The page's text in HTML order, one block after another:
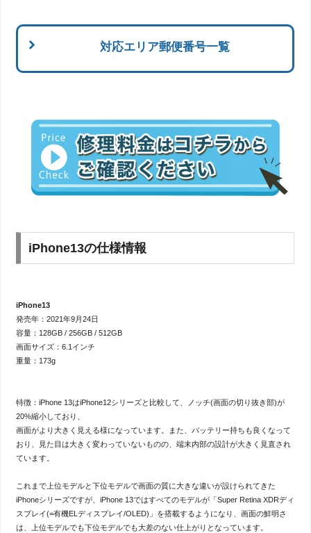
対応エリア郵便番号一覧
iPhone13の仕様情報
iPhone13
発売年：2021年9月24日
容量：128GB / 256GB / 512GB
画面サイズ：6.1インチ
重量：173g
特徴：iPhone 13はiPhone12シリーズと比較して、ノッチ(画面の切り抜き部)が
20%縮小しており、
画面がより大きく見える様になっています。また、バッテリー持ちも良くなって
おり、見た目は大きく変わっていないものの、端末内部の設計が大きく見直され
ています。
これまで上位モデルと下位モデルで画面の質に大きな違いが設けられてきた
iPhoneシリーズですが、iPhone 13ではすべてのモデルが「Super Retina XDRディ
スプレイ(=有機ELディスプレイ/OLED)」を搭載するようになり、画面の鮮明さ
は、上位モデルでも下位モデルでも大差のない仕上がりとなっています。